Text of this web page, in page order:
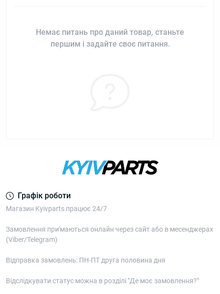
Немає питань про даний товар, станьте
першим і задайте своє питання.
Графік роботи
Магазин Kyivparts працює 24/7
Замовлення при'маються онлайн через сайт або в месенджерах
(Viber/Telegram)
Відправка замовлень: ПН-ПТ друга половина дня
Відслідкувати статус можна в розділі "Де моє замовлення?"